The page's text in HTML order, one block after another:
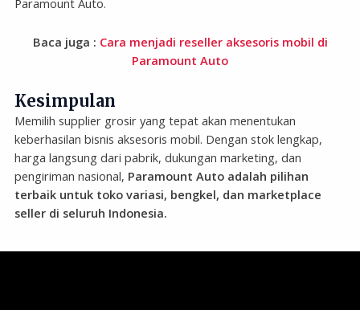
Baca juga : Cara menjadi reseller aksesoris mobil di
Paramount Auto
Kesimpulan
Memilih supplier grosir yang tepat akan menentukan
keberhasilan bisnis aksesoris mobil. Dengan stok lengkap,
harga langsung dari pabrik, dukungan marketing, dan
pengiriman nasional, Paramount Auto adalah pilihan
terbaik untuk toko variasi, bengkel, dan marketplace
seller di seluruh Indonesia.